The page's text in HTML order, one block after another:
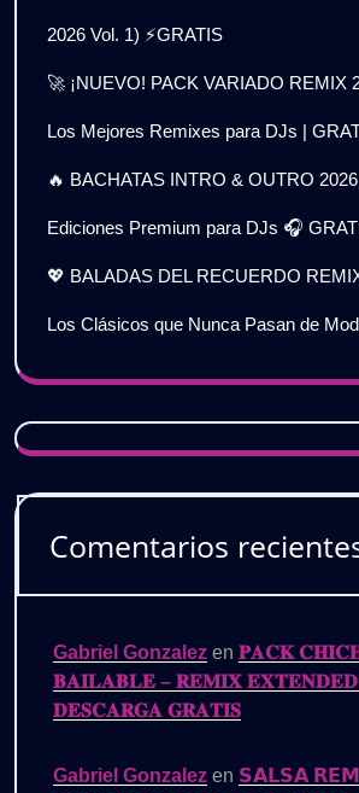
2026 Vol. 1) ⚡GRATIS
🚀 ¡NUEVO! PACK VARIADO REMIX
Los Mejores Remixes para DJs |
🔥 BACHATAS INTRO & OUTRO 2026
Ediciones Premium para DJs 🎧
💖 BALADAS DEL RECUERDO
Los Clásicos que Nunca Pasan de
Comentarios
Gabriel Gonzalez en 𝐏𝐀𝐂𝐊
𝐁𝐀𝐈𝐋𝐀𝐁𝐋𝐄 – 𝐑𝐄𝐌𝐈𝐗 𝐄𝐗𝐓𝐄𝐍𝐃𝐄𝐃
𝐃𝐄𝐒𝐂𝐀𝐑𝐆𝐀 𝐆𝐑𝐀𝐓𝐈𝐒
Gabriel Gonzalez en 𝗦𝗔𝗟𝗦𝗔